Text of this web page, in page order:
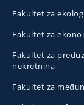
Fakultet za
Fakultet za
Fakultet za
nekretnina
Fakultet za